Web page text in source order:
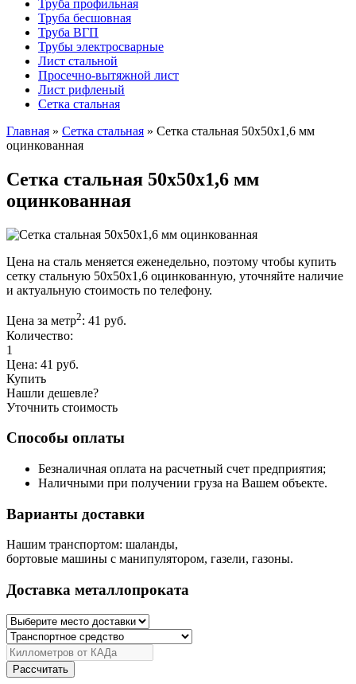
Труба профильная
Труба бесшовная
Труба ВГП
Трубы электросварные
Лист стальной
Просечно-вытяжной лист
Лист рифленый
Сетка стальная
Главная » Сетка стальная » Сетка стальная 50х50х1,6 мм
оцинкованная
Сетка стальная 50х50х1,6 мм
оцинкованная
Цена на сталь меняется еженедельно, поэтому чтобы купить
сетку стальную 50х50х1,6 оцинкованную, уточняйте наличие
и актуальную стоимость по телефону.
Цена за метр2: 41 руб.
Количество:
1
Цена: 41 руб.
Купить
Нашли дешевле?
Уточнить стоимость
Способы оплаты
Безналичная оплата на расчетный счет предприятия;
Наличными при получении груза на Вашем объекте.
Варианты доставки
Нашим транспортом: шаланды,
бортовые машины с манипулятором, газели, газоны.
Доставка металлопроката
Рассчитать